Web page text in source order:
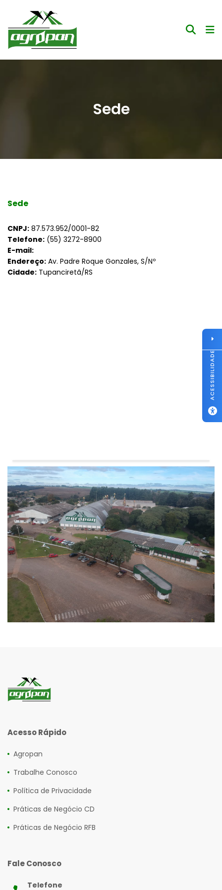
Sede
Sede
CNPJ: 87.573.952/0001-82
Telefone: (55) 3272-8900
E-mail:
Endereço: Av. Padre Roque Gonzales, S/Nº
Cidade: Tupanciretã/RS
Acesso Rápido
Agropan
Trabalhe Conosco
Política de Privacidade
Práticas de Negócio CD
Práticas de Negócio RFB
Fale Conosco
Telefone
ACESSIBILIDADE